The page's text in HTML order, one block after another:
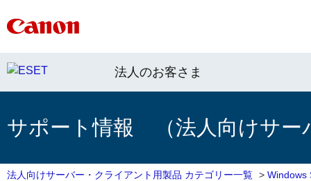
法人のお客さま
サポート情報 （法人向けサー
法人向けサーバー・クライアント用製品 カテゴリー一覧 > Windows